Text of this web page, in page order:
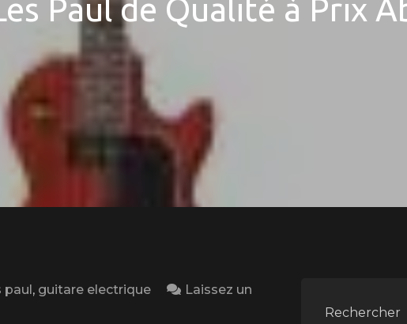
Paul de Qualité à Prix
paul, guitare electrique
Laissez un
Rechercher